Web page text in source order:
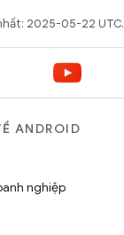
2025-05-22 UTC.
ANDROID
nghiệp